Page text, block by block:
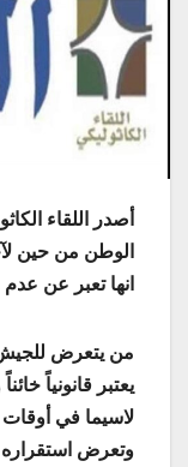
أصدر اللقاء
الوطن من حين
انها تعبر عن
من يتعرض للجيش
يعتبر قانونياً
لاسيما في
وتعرض استقراره